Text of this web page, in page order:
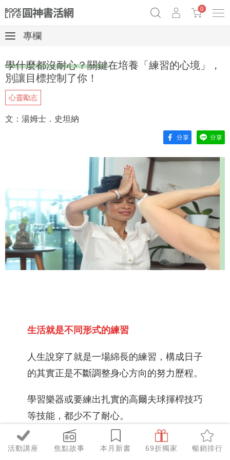
Netflix話題章魚小說！
0
活動講座 焦點故事 本月新書 69折獨家 暢銷排行
專欄
學什麼都沒耐心？關鍵在培養「練習的心境」，
別讓目標控制了你！
心靈勵志
文：湯姆士．史坦納
生活就是不同形式的練習
人生說穿了就是一場綿長的練習，構成日子
的其實正是不斷調整身心方向的努力歷程。
學習樂器或要練出扎實的高爾夫球揮桿技巧
等技能，都少不了耐心。
偏偏「耐心」就是最難培養的技能。